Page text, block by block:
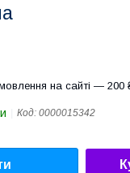
на сайті — 200
Код: 0000015342